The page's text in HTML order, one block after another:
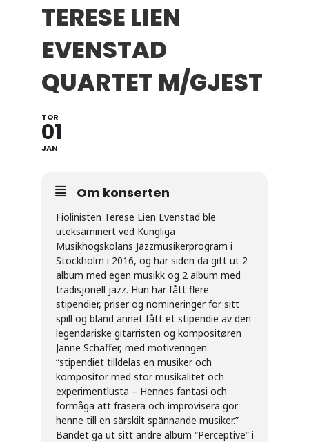
TERESE LIEN
EVENSTAD
QUARTET M/GJEST
TOR
01
JAN
Om konserten
Fiolinisten Terese Lien Evenstad ble
uteksaminert ved Kungliga
Musikhögskolans Jazzmusikerprogram i
Stockholm i 2016, og har siden da gitt ut 2
album med egen musikk og 2 album med
tradisjonell jazz. Hun har fått flere
stipendier, priser og nomineringer for sitt
spill og bland annet fått et stipendie av den
legendariske gitarristen og kompositøren
Janne Schaffer, med motiveringen:
“stipendiet tilldelas en musiker och
kompositör med stor musikalitet och
experimentlusta – Hennes fantasi och
förmåga att frasera och improvisera gör
henne till en särskilt spännande musiker.”
Bandet ga ut sitt andre album “Perceptive” i